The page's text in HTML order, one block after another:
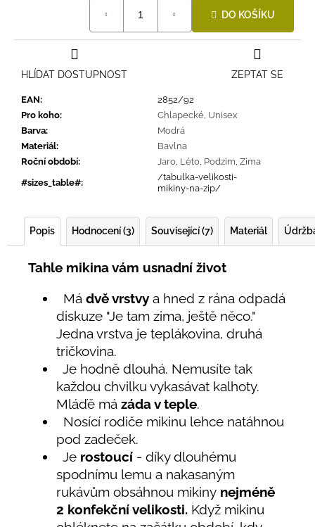
DO KOŠÍKU
EAN:
2852/92
Pro koho: Chlapecké, Unisex
Barva:
Modrá
Materiál:
Bavlna
Roční období: Jaro, Léto, Podzim, Zima
#sizes_table#:
/tabulka-velikosti-
mikiny-na-zip/
ZEPTAT SE
HLÍDAT DOSTUPNOST
Popis Hodnocení (3) Související (7) Materiál
Tahle mikina vám usnadní život
Má dvě vrstvy a hned z rána odpadá
diskuze "Je tam zima, ještě něco."
Jedna vrstva je teplákovina, druhá
tričkovina.
Je hodně dlouhá. Nemusíte tak
každou chvilku vykasávat kalhoty.
Mláďě má záda v teple.
Nosící rodiče mikinu lehce natáhnou
pod zadeček.
Je rostoucí - díky dlouhému
spodnímu lemu a nakasaným
rukávům obsáhnou mikiny nejméně
2 konfekční velikosti. Když mikinu